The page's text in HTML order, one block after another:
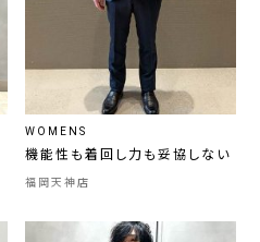
WOMENS
機能性も着回し力も妥協しない
福岡天神店